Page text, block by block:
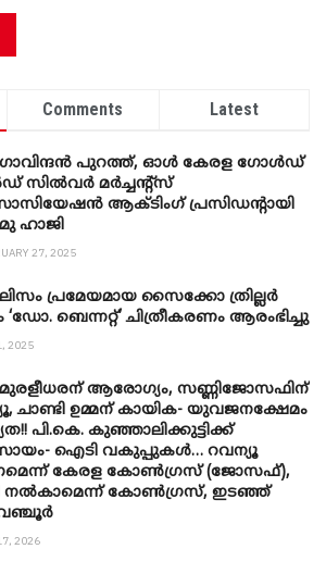
Comments Latest
പുറത്ത്, ഓൾ കേരള ഗോൾഡ്
സിൽവർ മർച്ചന്റ്സ്
ആക്ടിംഗ് പ്രസിഡന്റായി
ഹാജി
27, 2025
പ്രമേയമായ സൈക്കോ ത്രില്ലർ
‘ഡോ. ബെന്നറ്റ്’ ചിത്രീകരണം ആരംഭിച്ചു
2025
ആരോഗ്യം, സണ്ണിജോസഫിന്
ചാണ്ടി ഉമ്മന് കായിക- യുവജനക്ഷേമം
പി.കെ. കുഞ്ഞാലിക്കുട്ടിക്ക്
ഐടി വകുപ്പുകൾ… റവന്യൂ
കേരള കോൺഗ്രസ് (ജോസഫ്),
നൽകാമെന്ന് കോൺഗ്രസ്, ഇടഞ്ഞ്
2026